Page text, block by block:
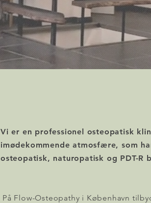
Vi er en professionel osteopatisk
imødekommende atmosfære, som
osteopatisk, naturopatisk og PDT-R
På Flow-Osteopathy i København